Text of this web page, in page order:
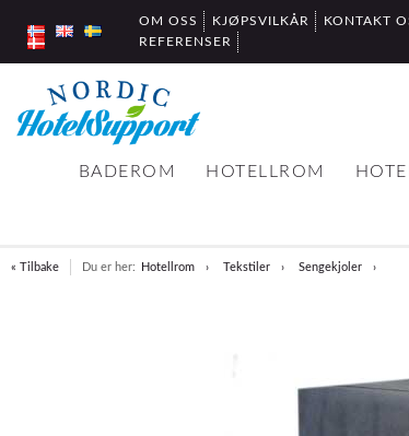
OM OSS KJØPSVILKÅR KONTAKT
REFERENSER
BADEROM HOTELLROM
« Tilbake Du er her: Hotellrom Tekstiler Sengekjoler